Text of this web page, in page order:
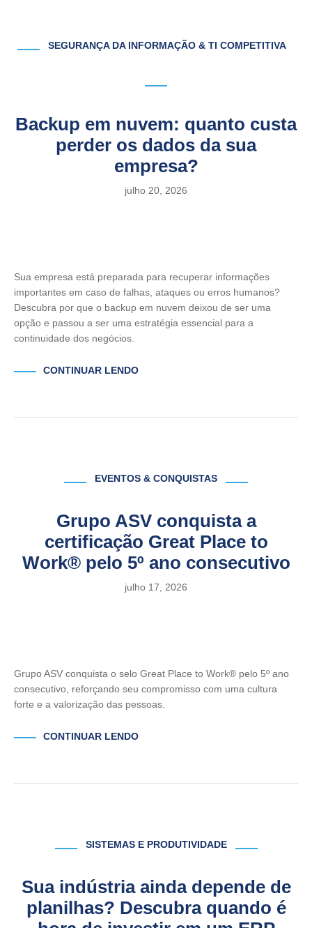
SEGURANÇA DA INFORMAÇÃO & TI COMPETITIVA
Backup em nuvem: quanto custa
perder os dados da sua
empresa?
julho 20, 2026
Sua empresa está preparada para recuperar informações
importantes em caso de falhas, ataques ou erros humanos?
Descubra por que o backup em nuvem deixou de ser uma
opção e passou a ser uma estratégia essencial para a
continuidade dos negócios.
CONTINUAR LENDO
EVENTOS & CONQUISTAS
Grupo ASV conquista a
certificação Great Place to
Work® pelo 5º ano consecutivo
julho 17, 2026
Grupo ASV conquista o selo Great Place to Work® pelo 5º ano
consecutivo, reforçando seu compromisso com uma cultura
forte e a valorização das pessoas.
CONTINUAR LENDO
SISTEMAS E PRODUTIVIDADE
Sua indústria ainda depende de
planilhas? Descubra quando é